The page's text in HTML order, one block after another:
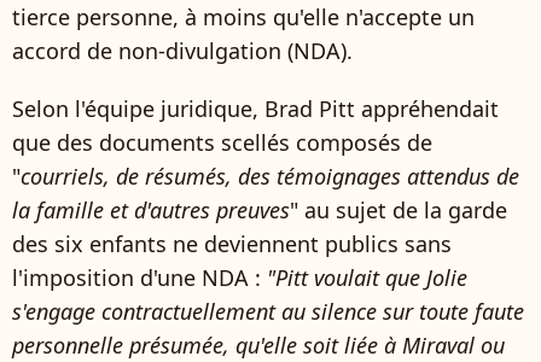
tierce personne, à moins qu'elle n'accepte un
accord de non-divulgation (NDA).
Selon l'équipe juridique, Brad Pitt appréhendait
que des documents scellés composés de
"courriels, de résumés, des témoignages attendus de
la famille et d'autres preuves" au sujet de la garde
des six enfants ne deviennent publics sans
l'imposition d'une NDA : "Pitt voulait que Jolie
s'engage contractuellement au silence sur toute faute
personnelle présumée, qu'elle soit liée à Miraval ou